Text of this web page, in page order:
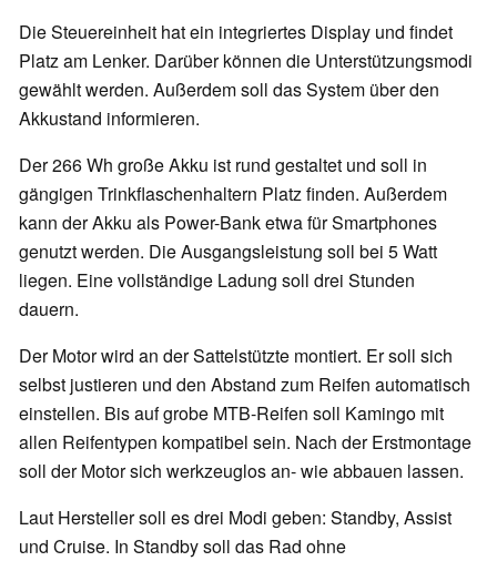
Die Steuereinheit hat ein integriertes Display und findet
Platz am Lenker. Darüber können die Unterstützungsmodi
gewählt werden. Außerdem soll das System über den
Akkustand informieren.
Der 266 Wh große Akku ist rund gestaltet und soll in
gängigen Trinkflaschenhaltern Platz finden. Außerdem
kann der Akku als Power-Bank etwa für Smartphones
genutzt werden. Die Ausgangsleistung soll bei 5 Watt
liegen. Eine vollständige Ladung soll drei Stunden
dauern.
Der Motor wird an der Sattelstützte montiert. Er soll sich
selbst justieren und den Abstand zum Reifen automatisch
einstellen. Bis auf grobe MTB-Reifen soll Kamingo mit
allen Reifentypen kompatibel sein. Nach der Erstmontage
soll der Motor sich werkzeuglos an- wie abbauen lassen.
Laut Hersteller soll es drei Modi geben: Standby, Assist
und Cruise. In Standby soll das Rad ohne